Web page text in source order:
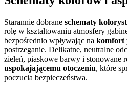
Starannie dobrane schematy
rolę w kształtowaniu atmosfery
bezpośrednio wpływając na komfort
postrzeganie. Delikatne, neutralne
zieleń, piaskowe barwy i stonowane
uspokajającemu otoczeniu, które
poczucia bezpieczeństwa.